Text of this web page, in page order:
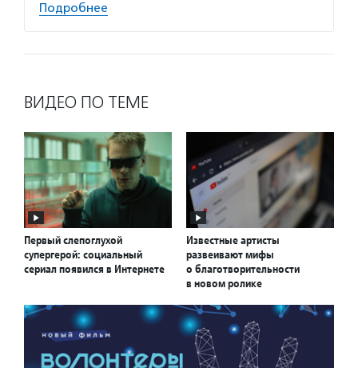
Подробнее
ВИДЕО ПО ТЕМЕ
Первый слепоглухой
супергерой: социальный
сериал появился в Интернете
Известные артисты
развеивают мифы
о благотворительности
в новом ролике